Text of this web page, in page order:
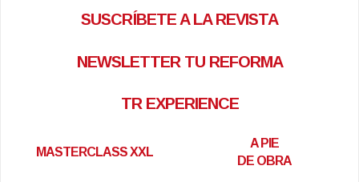
SUSCRÍBETE A LA REVISTA
NEWSLETTER TU REFORMA
TR EXPERIENCE
MASTERCLASS XXL
A PIE
DE OBRA